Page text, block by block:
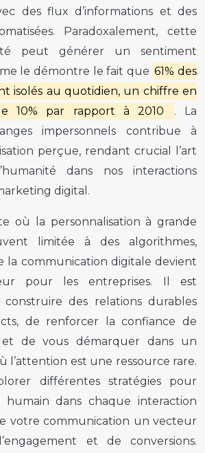
des flux d’informations et des
Paradoxalement, cette
peut générer un sentiment
le démontre le fait que 61% des
isolés au quotidien, un chiffre en
10% par rapport à 2010
. La
impersonnels contribue à
perçue, rendant crucial l’art
dans nos interactions
digital.
où la personnalisation à grande
limitée à des algorithmes,
la communication digitale devient
pour les entreprises. Il est
des relations durables
de renforcer la confiance de
de vous démarquer dans un
l’attention est une ressource rare.
différentes stratégies pour
humain dans chaque interaction
votre communication un vecteur
et de conversions.